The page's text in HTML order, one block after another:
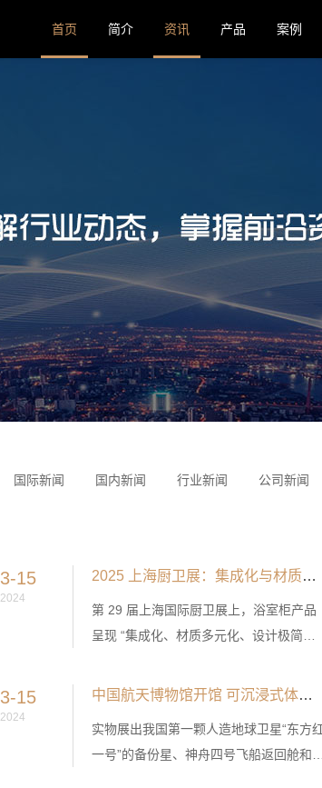
首页 简介 资讯 产品 案例
国际新闻 国内新闻 行业新闻 公司新闻
3-15
2024
2025 上海厨卫展：集成化与材质革命引领浴室柜新趋势
第 29 届上海国际厨卫展上，浴室柜产品
呈现 “集成化、材质多元化、设计极简风”
点，康宝、朗斯等品牌发布革命性新品。
3-15
2024
中国航天博物馆开馆 可沉浸式体验火箭发射现场
实物展出我国第一颗人造地球卫星“东方
一号”的备份星、神舟四号飞船返回舱和降